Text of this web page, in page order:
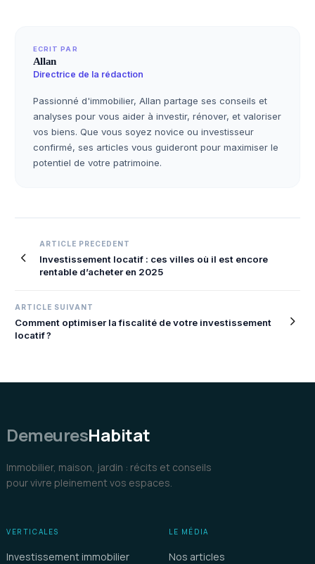
ECRIT PAR
Allan
Directrice de la rédaction
Passionné d'immobilier, Allan partage ses conseils et
analyses pour vous aider à investir, rénover, et valoriser
vos biens. Que vous soyez novice ou investisseur
confirmé, ses articles vous guideront pour maximiser le
potentiel de votre patrimoine.
Navigation
de
ARTICLE PRECEDENT
Investissement locatif : ces villes où il est encore
rentable d’acheter en 2025
ARTICLE SUIVANT
Comment optimiser la fiscalité de votre investissement
locatif ?
DemeuresHabitat
Immobilier, maison, jardin : récits et conseils
pour vivre pleinement vos espaces.
VERTICALES
Investissement immobilier
LE MÉDIA
Nos articles